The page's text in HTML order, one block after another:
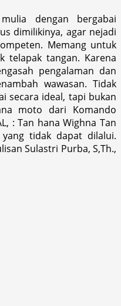
dengan bergabai
dimilikinya, agar nejadi
Memang untuk
telapak tangan. Karena
pengalaman dan
wawasan. Tidak
secara ideal, tapi bukan
moto dari Komando
: Tan hana Wighna Tan
tidak dapat dilalui.
Sulastri Purba, S,Th.,